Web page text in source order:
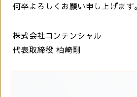
何卒よろしくお願い申し上げます。
株式会社コンテンシャル
代表取締役 柏崎剛